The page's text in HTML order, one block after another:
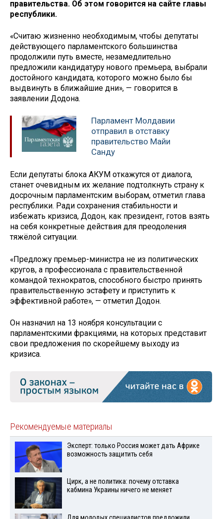
правительства. Об этом говорится на сайте главы
республики.
«Считаю жизненно необходимым, чтобы депутаты
действующего парламентского большинства
продолжили путь вместе, незамедлительно
предложили кандидатуру нового премьера, выбрали
достойного кандидата, которого можно было бы
выдвинуть в ближайшие дни», — говорится в
заявлении Додона.
Парламент Молдавии
отправил в отставку
правительство Майи
Санду
Если депутаты блока АКУМ откажутся от диалога,
станет очевидным их желание подтолкнуть страну к
досрочным парламентским выборам, отметил глава
республики. Ради сохранения стабильности и
избежать кризиса, Додон, как президент, готов взять
на себя конкретные действия для преодоления
тяжёлой ситуации.
«Предложу премьер-министра не из политических
кругов, а профессионала с правительственной
командой технократов, способного быстро принять
правительственную эстафету и приступить к
эффективной работе», — отметил Додон.
Он назначил на 13 ноября консультации с
парламентскими фракциями, на которых представит
свои предложения по скорейшему выходу из
кризиса.
Рекомендуемые материалы
Эксперт: только Россия может дать Африке
возможность защитить себя
Цирк, а не политика: почему отставка
кабмина Украины ничего не меняет